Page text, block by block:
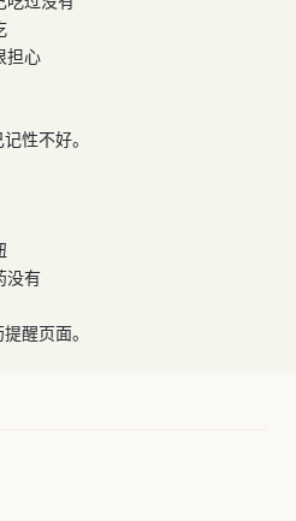
担心
性不好。
没有
醒页面。